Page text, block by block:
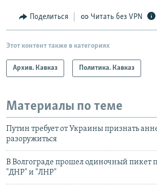
Поделиться Читать без VPN
Этот контент также в категориях
Архив. Кавказ Политика. Кавказ
Материалы по теме
Путин требует от Украины признать
разоружиться
В Волгограде прошел одиночный пикет
"ДНР" и "ЛНР"